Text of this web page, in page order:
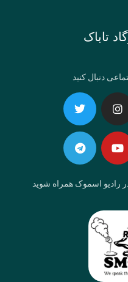
تاباک
دنبال کنید
Instagram
TwitterYoutube
Telegram
رادیو اسموک همراه شوید